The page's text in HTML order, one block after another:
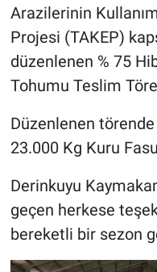
Arazilerinin
Projesi (TAKEP)
düzenlenen % 75
Tohumu Teslim
Düzenlenen
23.000 Kg Kuru
Derinkuyu
geçen herkese
bereketli bir sezon
Kayseri
Niğde
Aksaray
Kırşehir
Genel
Asayiş